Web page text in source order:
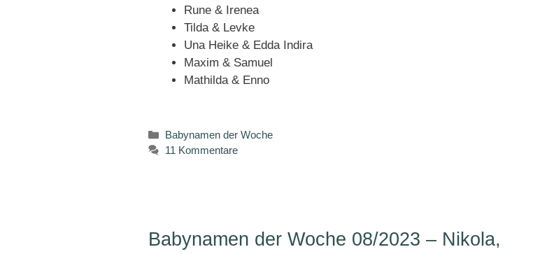
Rune & Irenea
Tilda & Levke
Una Heike & Edda Indira
Maxim & Samuel
Mathilda & Enno
Kategorien
Babynamen der Woche
11 Kommentare
Babynamen der Woche 08/2023 – Nikola,